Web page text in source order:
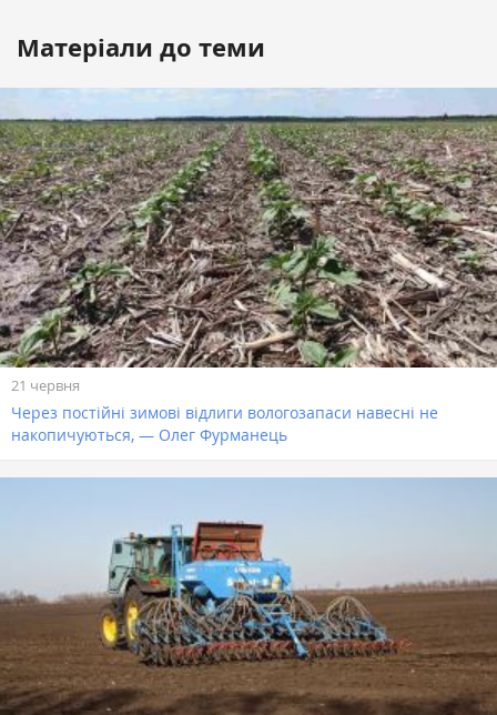
Матеріали до теми
21 червня
Через постійні зимові відлиги вологозапаси навесні не
накопичуються, — Олег Фурманець